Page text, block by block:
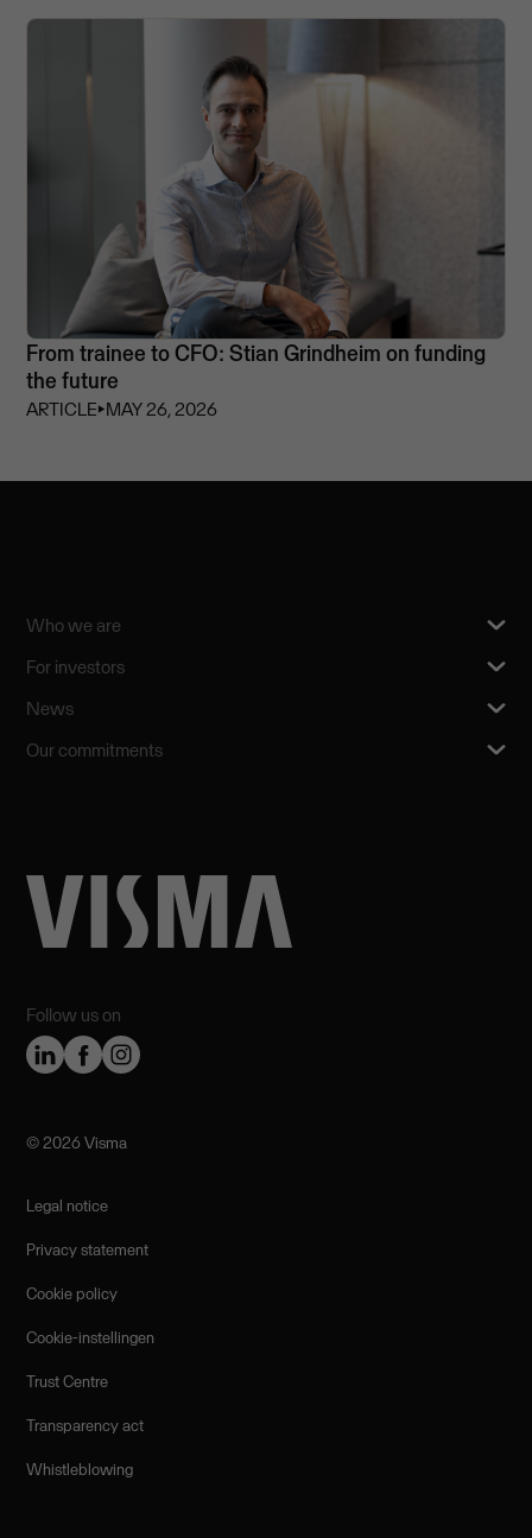
From trainee to CFO: Stian Grindheim on funding
the future
ARTICLE⏵MAY 26, 2026
Follow us on
Who we are
For investors
News
Our commitments
©️ 2026 Visma
Legal notice
Privacy statement
Cookie policy
Cookie-instellingen
Trust Centre
Transparency act
Whistleblowing